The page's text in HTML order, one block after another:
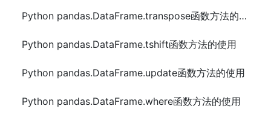
Python pandas.DataFrame.transpose函数方法的使用
Python pandas.DataFrame.tshift函数方法的使用
Python pandas.DataFrame.update函数方法的使用
Python pandas.DataFrame.where函数方法的使用